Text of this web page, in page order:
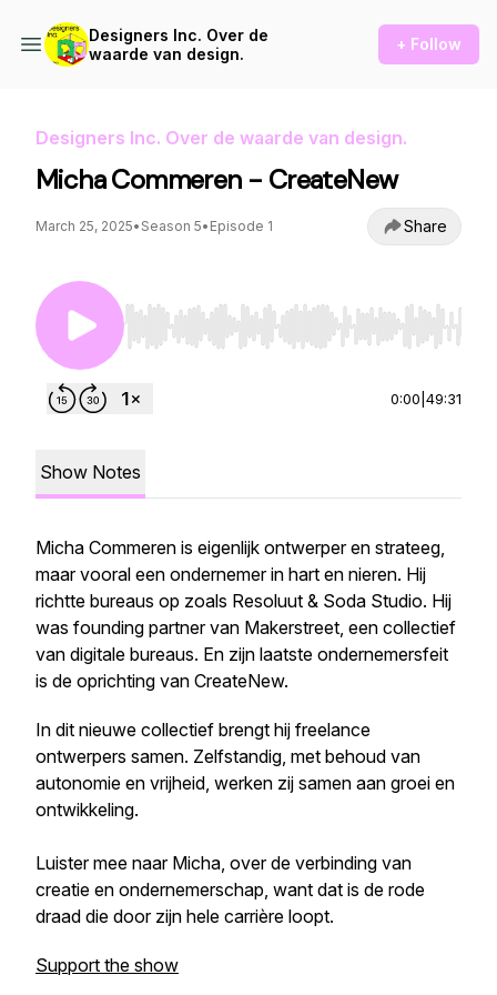
Designers Inc. Over de
waarde van design.
+ Follow
Designers Inc. Over de waarde van design.
Micha Commeren - CreateNew
March 25, 2025• Season 5• Episode 1 Share
Use Left/Right to seek, Home/End to jump to
0:00 49:31
Show Notes
Micha Commeren is eigenlijk ontwerper en strateeg,
maar vooral een ondernemer in hart en nieren. Hij
richtte bureaus op zoals Resoluut & Soda Studio. Hij
was founding partner van Makerstreet, een collectief
van digitale bureaus. En zijn laatste ondernemersfeit
is de oprichting van CreateNew.
In dit nieuwe collectief brengt hij freelance
ontwerpers samen. Zelfstandig, met behoud van
autonomie en vrijheid, werken zij samen aan groei en
ontwikkeling.
Luister mee naar Micha, over de verbinding van
creatie en ondernemerschap, want dat is de rode
draad die door zijn hele carrière loopt.
Support the show